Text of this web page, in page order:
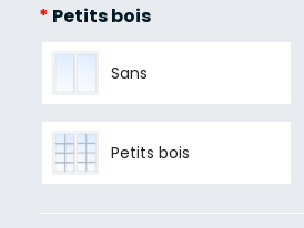
* Petits bois
Sans
Petits bois